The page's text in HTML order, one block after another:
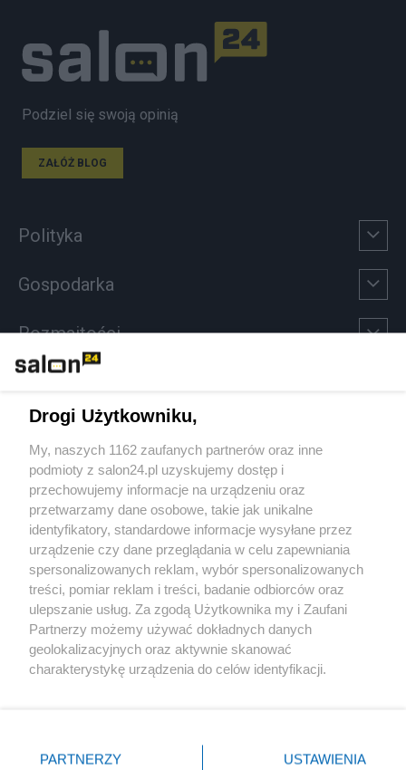
Podziel się swoją opinią
ZAŁÓŻ BLOG
Polityka
Gospodarka
Rozmaitości
Sport
Społeczeństwo
Kultura
X Facebook Instagram Youtube
Drogi Użytkowniku,
My, naszych 1162 zaufanych partnerów oraz inne
podmioty z salon24.pl uzyskujemy dostęp i
przechowujemy informacje na urządzeniu oraz
przetwarzamy dane osobowe, takie jak unikalne
identyfikatory, standardowe informacje wysyłane przez
urządzenie czy dane przeglądania w celu zapewniania
spersonalizowanych reklam, wybór spersonalizowanych
treści, pomiar reklam i treści, badanie odbiorców oraz
ulepszanie usług. Za zgodą Użytkownika my i Zaufani
Partnerzy możemy używać dokładnych danych
geolokalizacyjnych oraz aktywnie skanować
charakterystykę urządzenia do celów identyfikacji.
zmienić/wycofać klikając przycisk ustawień prywatności
PARTNERZY USTAWIENIA